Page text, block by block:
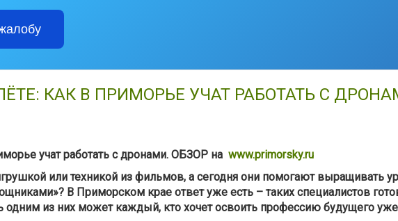
КАК В ПРИМОРЬЕ УЧАТ РАБОТАТЬ С
учат работать с дронами. ОБЗОР на www.primorsky.ru
или техникой из фильмов, а сегодня они помогают выращивать
В Приморском крае ответ уже есть – таких специалистов
одним из них может каждый, кто хочет освоить профессию будущего уже